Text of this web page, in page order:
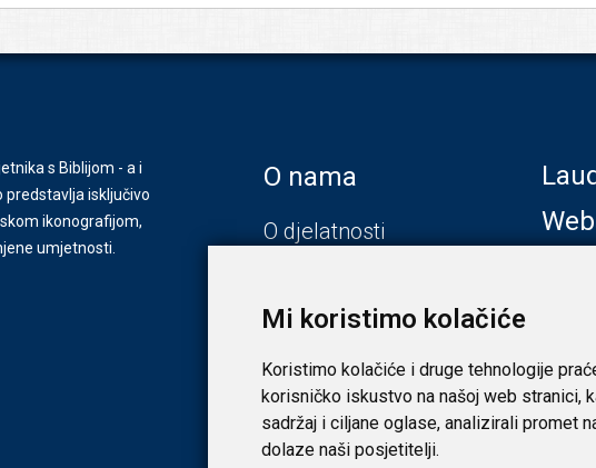
Mi koristimo kolačiće
Koristimo kolačiće i druge tehnologije
korisničko iskustvo na našoj web stranici,
sadržaj i ciljane oglase, analizirali promet
dolaze naši posjetitelji.
s Biblijom - a i
predstavlja isključivo
ikonografijom,
umjetnosti.
O nama
O djelatnosti
Zadar